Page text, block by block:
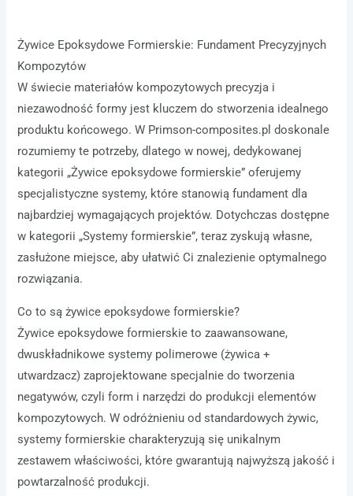
Żywice Epoksydowe Formierskie: Fundament Precyzyjnych
Kompozytów
W świecie materiałów kompozytowych precyzja i
niezawodność formy jest kluczem do stworzenia idealnego
produktu końcowego. W Primson-composites.pl doskonale
rozumiemy te potrzeby, dlatego w nowej, dedykowanej
kategorii „Żywice epoksydowe formierskie” oferujemy
specjalistyczne systemy, które stanowią fundament dla
najbardziej wymagających projektów. Dotychczas dostępne
w kategorii „Systemy formierskie”, teraz zyskują własne,
zasłużone miejsce, aby ułatwić Ci znalezienie optymalnego
rozwiązania.
Co to są żywice epoksydowe formierskie?
Żywice epoksydowe formierskie to zaawansowane,
dwuskładnikowe systemy polimerowe (żywica +
utwardzacz) zaprojektowane specjalnie do tworzenia
negatywów, czyli form i narzędzi do produkcji elementów
kompozytowych. W odróżnieniu od standardowych żywic,
systemy formierskie charakteryzują się unikalnym
zestawem właściwości, które gwarantują najwyższą jakość i
powtarzalność produkcji.